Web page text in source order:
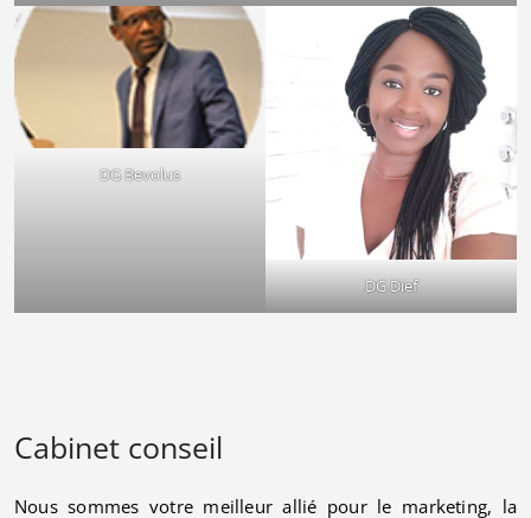
DG Bevolus
DG Dief
Cabinet conseil
Nous sommes votre meilleur allié pour le marketing, la